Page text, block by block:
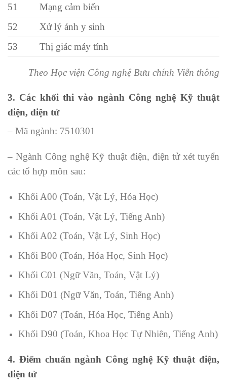
51
Mạng cảm biến
52
Xử lý ảnh y sinh
53
Thị giác máy tính
Theo Học viện Công nghệ Bưu chính Viễn thông
3. Các khối thi vào ngành Công nghệ Kỹ thuật
điện, điện tử
– Mã ngành: 7510301
– Ngành Công nghệ Kỹ thuật điện, điện tử xét tuyển
các tổ hợp môn sau:
Khối A00 (Toán, Vật Lý, Hóa Học)
Khối A01 (Toán, Vật Lý, Tiếng Anh)
Khối A02 (Toán, Vật Lý, Sinh Học)
Khối B00 (Toán, Hóa Học, Sinh Học)
Khối C01 (Ngữ Văn, Toán, Vật Lý)
Khối D01 (Ngữ Văn, Toán, Tiếng Anh)
Khối D07 (Toán, Hóa Học, Tiếng Anh)
Khối D90 (Toán, Khoa Học Tự Nhiên, Tiếng Anh)
4. Điểm chuẩn ngành Công nghệ Kỹ thuật điện,
điện tử